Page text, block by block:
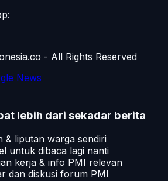
- All Rights Reserved
News
lebih dari sekadar berita
& liputan warga sendiri
untuk dibaca lagi nanti
kerja & info PMI relevan
dan diskusi forum PMI